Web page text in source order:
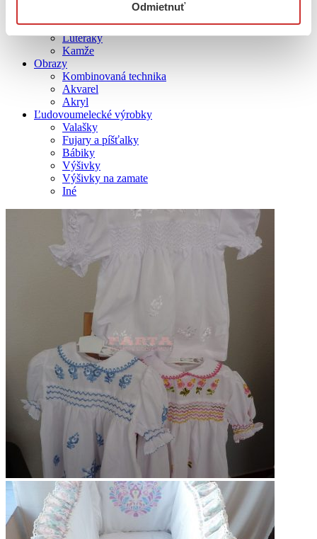
Odmietnuť
Tabličky
Luteráky
Kamže
Obrazy
Kombinovaná technika
Akvarel
Akryl
Ľudovoumelecké výrobky
Valašky
Fujary a píšťalky
Bábiky
Výšivky
Výšivky na zamate
Iné